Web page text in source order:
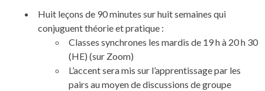
Huit leçons de 90 minutes sur huit semaines qui
conjuguent théorie et pratique :
Classes synchrones les mardis de 19 h à 20 h 30
(HE) (sur Zoom)
L’accent sera mis sur l’apprentissage par les
pairs au moyen de discussions de groupe